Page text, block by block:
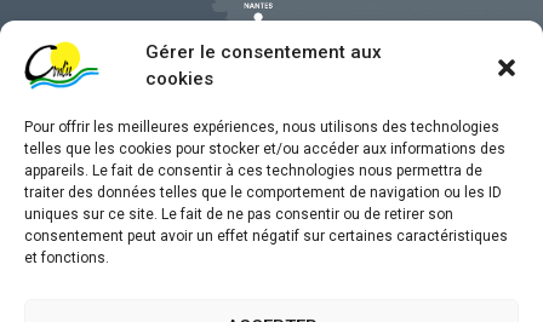
Gérer le consentement aux
cookies
Pour offrir les meilleures expériences, nous utilisons des technologies
telles que les cookies pour stocker et/ou accéder aux informations des
appareils. Le fait de consentir à ces technologies nous permettra de
traiter des données telles que le comportement de navigation ou les ID
uniques sur ce site. Le fait de ne pas consentir ou de retirer son
consentement peut avoir un effet négatif sur certaines caractéristiques
et fonctions.
Mentions légales
Traitement de données personnelles